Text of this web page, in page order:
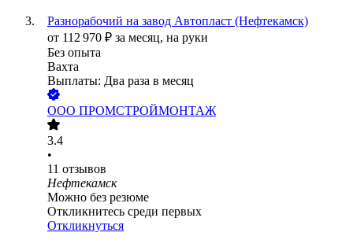
Разнорабочий на завод Автопласт (Нефтекамск)
от 112 970 ₽ за месяц, на руки
Без опыта
Вахта
Выплаты: Два раза в месяц
ООО ПРОМСТРОЙМОНТАЖ
3.4
•
11 отзывов
Нефтекамск
Можно без резюме
Откликнитесь среди первых
Откликнуться